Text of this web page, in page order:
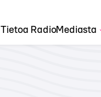
Tietoa RadioMediasta